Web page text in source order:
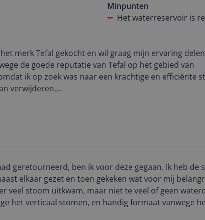
gevonden, is dat het waterreservoir vrij klein is, en
strijkbout, dus doe ik er ook minder mee.
merk Tefal gekocht en wil graag mijn ervaring
de goede reputatie van Tefal op het gebied van
ik op zoek was naar een krachtige en efficiënte
verwijderen.
en produceert een constante en royale
eenvoudiger maakt. Bovendien is het effectief op
ben ik zeer tevreden. De strijkijzer biedt
ontwerp en de innovatieve functies maken het tot
aan voor iedereen die op zoek is naar een
Minpunten
Het waterreservoir is
geretourneerd, ben ik voor deze gegaan. Ik heb de
wat voor mij belangrijk was bij
veel stoom uitkwam, maar niet te veel of geen
het verticaal stomen, en handig formaat vanwege